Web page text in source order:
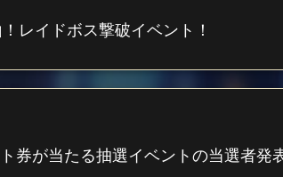
レイドボス撃破イベント！
券が当たる抽選イベントの当選者発